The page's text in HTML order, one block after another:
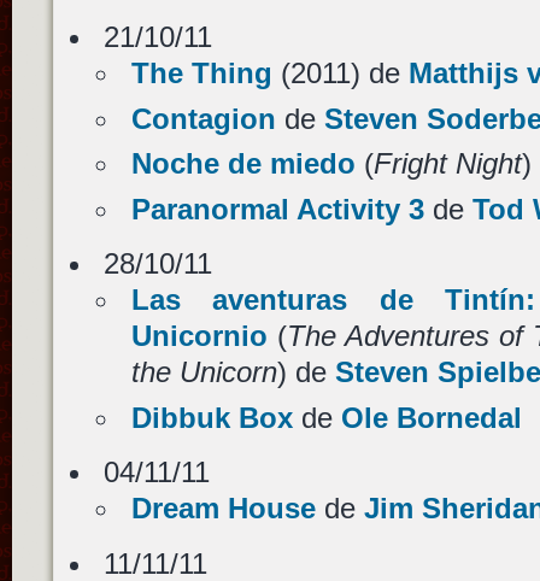
21/10/11
The Thing (2011) de Matthijs
Contagion de Steven
Noche de miedo (Fright Night)
Paranormal Activity 3de Tod
28/10/11
Las aventuras de
Unicornio (The Adventures of
the Unicorn) de Steven
Dibbuk Boxde Ole Bornedal
04/11/11
Dream Housede Jim
11/11/11